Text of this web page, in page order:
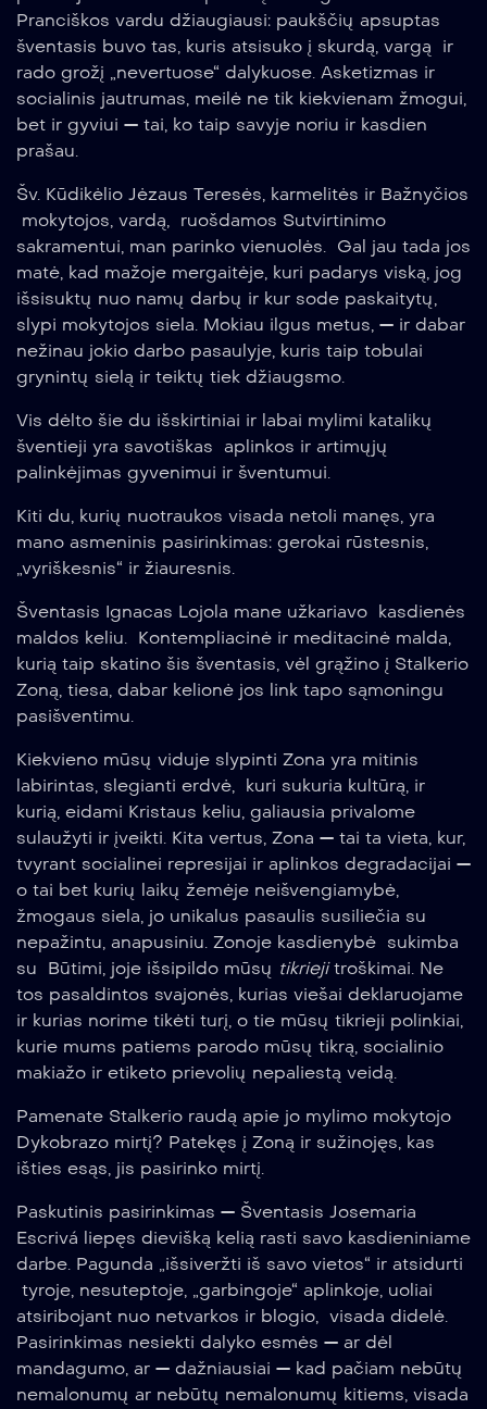
Pranciškos vardu džiaugiausi: paukščių apsuptas
šventasis buvo tas, kuris atsisuko į skurdą, vargą ir
rado grožį „nevertuose“ dalykuose. Asketizmas ir
socialinis jautrumas, meilė ne tik kiekvienam žmogui,
bet ir gyviui — tai, ko taip savyje noriu ir kasdien
prašau.
Šv. Kūdikėlio Jėzaus Teresės, karmelitės ir Bažnyčios
mokytojos, vardą, ruošdamos Sutvirtinimo
sakramentui, man parinko vienuolės. Gal jau tada jos
matė, kad mažoje mergaitėje, kuri padarys viską, jog
išsisuktų nuo namų darbų ir kur sode paskaitytų,
slypi mokytojos siela. Mokiau ilgus metus, — ir dabar
nežinau jokio darbo pasaulyje, kuris taip tobulai
grynintų sielą ir teiktų tiek džiaugsmo.
Vis dėlto šie du išskirtiniai ir labai mylimi katalikų
šventieji yra savotiškas aplinkos ir artimųjų
palinkėjimas gyvenimui ir šventumui.
Kiti du, kurių nuotraukos visada netoli manęs, yra
mano asmeninis pasirinkimas: gerokai rūstesnis,
„vyriškesnis“ ir žiauresnis.
Šventasis Ignacas Lojola mane užkariavo kasdienės
maldos keliu. Kontempliacinė ir meditacinė malda,
kurią taip skatino šis šventasis, vėl grąžino į Stalkerio
Zoną, tiesa, dabar kelionė jos link tapo sąmoningu
pasišventimu.
Kiekvieno mūsų viduje slypinti Zona yra mitinis
labirintas, slegianti erdvė, kuri sukuria kultūrą, ir
kurią, eidami Kristaus keliu, galiausia privalome
sulaužyti ir įveikti. Kita vertus, Zona — tai ta vieta, kur,
tvyrant socialinei represijai ir aplinkos degradacijai —
o tai bet kurių laikų žemėje neišvengiamybė,
žmogaus siela, jo unikalus pasaulis susiliečia su
nepažintu, anapusiniu. Zonoje kasdienybė sukimba
su Būtimi, joje išsipildo mūsų tikriejitroškimai. Ne
tos pasaldintos svajonės, kurias viešai deklaruojame
ir kurias norime tikėti turį, o tie mūsų tikrieji polinkiai,
kurie mums patiems parodo mūsų tikrą, socialinio
makiažo ir etiketo prievolių nepaliestą veidą.
Pamenate Stalkerio raudą apie jo mylimo mokytojo
Dykobrazo mirtį? Patekęs į Zoną ir sužinojęs, kas
išties esąs, jis pasirinko mirtį.
Paskutinis pasirinkimas — Šventasis Josemaria
Escrivá liepęs dievišką kelią rasti savo kasdieniniame
darbe. Pagunda „išsiveržti iš savo vietos“ ir atsidurti
tyroje, nesuteptoje, „garbingoje“ aplinkoje, uoliai
atsiribojant nuo netvarkos ir blogio, visada didelė.
Pasirinkimas nesiekti dalyko esmės — ar dėl
mandagumo, ar — dažniausiai — kad pačiam nebūtų
nemalonumų ar nebūtų nemalonumų kitiems, visada